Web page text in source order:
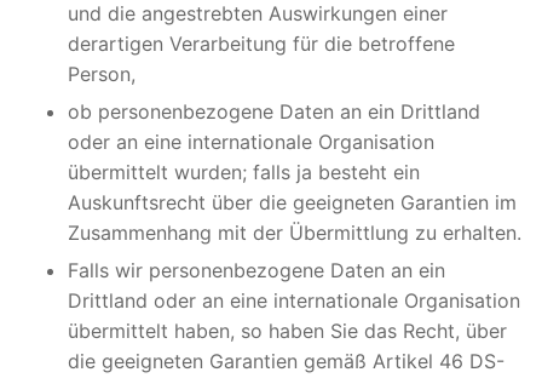
und die angestrebten Auswirkungen einer
derartigen Verarbeitung für die betroffene
Person,
ob personenbezogene Daten an ein Drittland
oder an eine internationale Organisation
übermittelt wurden; falls ja besteht ein
Auskunftsrecht über die geeigneten Garantien im
Zusammenhang mit der Übermittlung zu erhalten.
Falls wir personenbezogene Daten an ein
Drittland oder an eine internationale Organisation
übermittelt haben, so haben Sie das Recht, über
die geeigneten Garantien gemäß Artikel 46 DS-